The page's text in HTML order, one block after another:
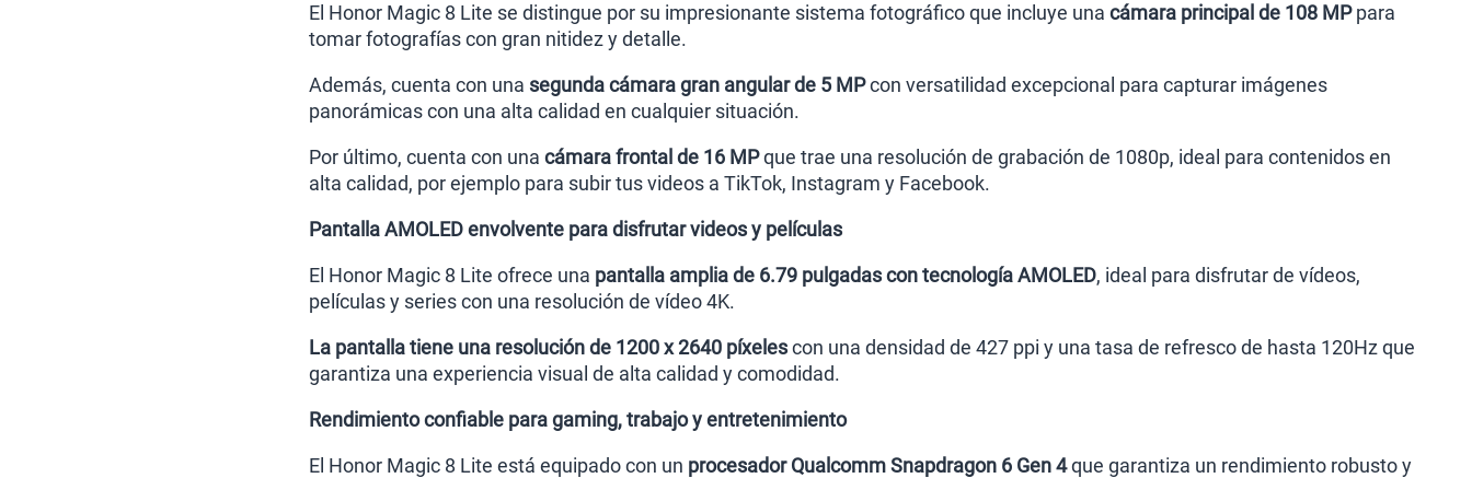
El Honor Magic 8 Lite se distingue por su impresionante sistema fotográfico que incluye una cámara principal de 108 MPpara
tomar fotografías con gran nitidez y detalle.
Además, cuenta con una segunda cámara gran angular de 5 MPcon versatilidad excepcional para capturar imágenes
panorámicas con una alta calidad en cualquier situación.
Por último, cuenta con una cámara frontal de 16 MPque trae una resolución de grabación de 1080p, ideal para contenidos en
alta calidad, por ejemplo para subir tus videos a TikTok, Instagram y Facebook.
Pantalla AMOLED envolvente para disfrutar videos y películas
El Honor Magic 8 Lite ofrece una pantalla amplia de 6.79 pulgadas con tecnología AMOLED, ideal para disfrutar de vídeos,
películas y series con una resolución de vídeo 4K.
La pantalla tiene una resolución de 1200 x 2640 píxelescon una densidad de 427 ppi y una tasa de refresco de hasta 120Hz que
garantiza una experiencia visual de alta calidad y comodidad.
Rendimiento confiable para gaming, trabajo y entretenimiento
El Honor Magic 8 Lite está equipado con un procesador Qualcomm Snapdragon 6 Gen 4que garantiza un rendimiento robusto y